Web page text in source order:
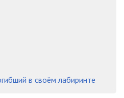
в своём лабиринте